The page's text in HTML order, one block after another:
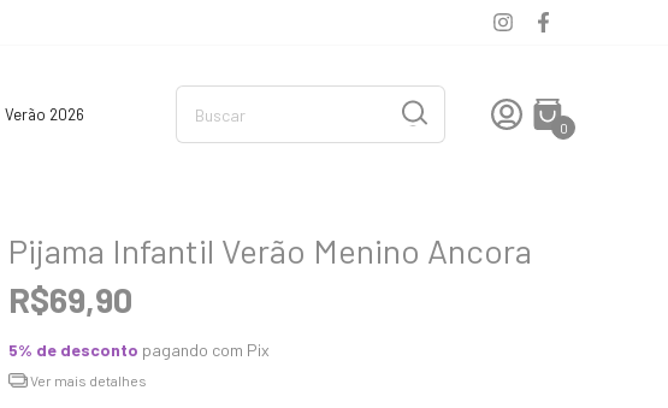
Verão 2026
0
Pijama Infantil Verão Menino Ancora
R$69,90
5% de desconto pagando com Pix
Ver mais detalhes